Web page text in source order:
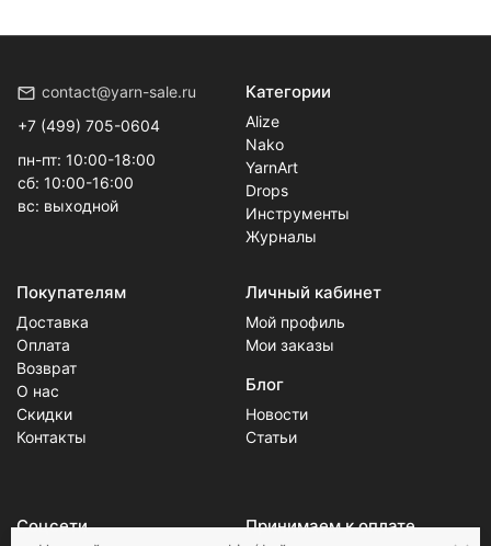
contact@yarn-sale.ru
+7 (499) 705-0604
пн-пт: 10:00-18:00
сб: 10:00-16:00
вс: выходной
Категории
Alize
Nako
YarnArt
Drops
Инструменты
Журналы
Покупателям
Доставка
Оплата
Возврат
О нас
Скидки
Контакты
Личный кабинет
Мой профиль
Мои заказы
Блог
Новости
Статьи
Соцсети Принимаем к оплате